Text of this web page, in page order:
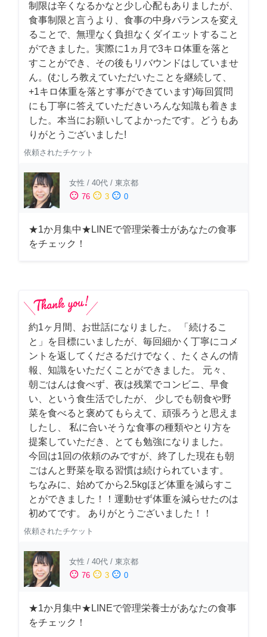
制限は辛くなるかなと少し心配もありましたが、
食事制限と言うより、食事の中身バランスを変え
ることで、無理なく負担なくダイエットすること
ができました。実際に1ヵ月で3キロ体重を落と
すことができ、その後もリバウンドはしていませ
ん。(むしろ教えていただいたことを継続して、
+1キロ体重を落とす事ができています)毎回質問
にも丁寧に答えていただきいろんな知識も着きま
した。本当にお願いしてよかったです。どうもあ
りがとうございました!
依頼されたチケット
女性 / 40代 / 東京都
sentiment_satisfied 76 sentiment_neutral 3 sentiment_dissatisfied 0
★1か月集中★LINEで管理栄養士があなたの食事
をチェック！
約1ヶ月間、お世話になりました。 「続けるこ
と」を目標にいましたが、毎回細かく丁寧にコメ
ントを返してくださるだけでなく、たくさんの情
報、知識をいただくことができました。 元々、
朝ごはんは食べず、夜は残業でコンビニ、早食
い、という食生活でしたが、 少しでも朝食や野
菜を食べると褒めてもらえて、頑張ろうと思えま
したし、 私に合いそうな食事の種類やとり方を
提案していただき、とても勉強になりました。
今回は1回の依頼のみですが、終了した現在も朝
ごはんと野菜を取る習慣は続けられています。
ちなみに、始めてから2.5kgほど体重を減らすこ
とができました！！運動せず体重を減らせたのは
初めてです。 ありがとうございました！！
依頼されたチケット
女性 / 40代 / 東京都
sentiment_satisfied 76 sentiment_neutral 3 sentiment_dissatisfied 0
★1か月集中★LINEで管理栄養士があなたの食事
をチェック！